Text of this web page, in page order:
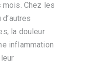
Chez les
la douleur
inflammation